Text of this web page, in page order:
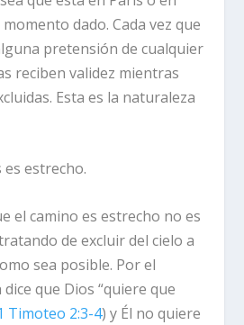
dado. Cada vez que
pretensión de cualquier
reciben validez mientras
Esta es la naturaleza
es estrecho.
el camino es estrecho no es
de excluir del cielo a
sea posible. Por el
que Dios “quiere que
Timoteo 2:3-4) y Él no quiere